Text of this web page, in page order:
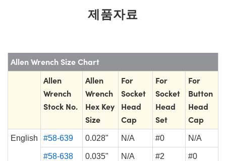
제품자료
Allen Wrench Size Chart
Allen
Wrench
Stock No.
Allen
Wrench
Hex Key
Size
For
Socket
Head
Cap
For
Socket
Head
Set
For
Button
Head
Cap
English #58-639 0.028" N/A #0 N/A
#58-638 0.035" N/A #2 #0